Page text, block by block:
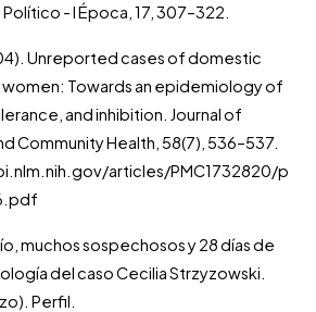
- I Época, 17, 307–322.
Unreported cases of domestic
Towards an epidemiology of
and inhibition. Journal of
Community Health, 58(7), 536–537.
articles/PMC1732820/p
muchos sospechosos y 28 días de
del caso Cecilia Strzyzowski.
Perfil.